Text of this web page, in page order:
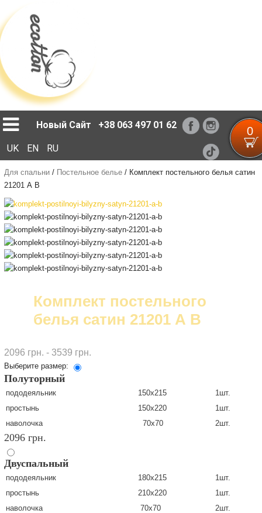
Новый Сайт +38 063 497 01 62 0
UK EN RU
Для спальни/ Постельное белье/ Комплект постельного белья сатин
21201 А В
Комплект постельного
белья сатин 21201 А В
2096 грн. - 3539 грн.
Выберите размер:
Полуторный
пододеяльник 150х215
1шт.
простынь
150х220
1шт.
наволочка
70х70 2шт.
2096 грн.
Двуспальный
пододеяльник 180х215
1шт.
простынь
210х220
1шт.
наволочка
70х70 2шт.